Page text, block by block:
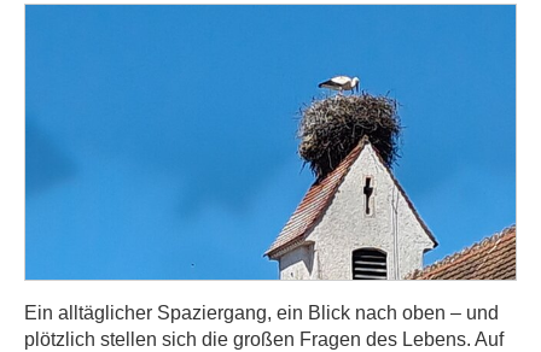
Ein alltäglicher Spaziergang, ein Blick nach oben – und
plötzlich stellen sich die großen Fragen des Lebens. Auf